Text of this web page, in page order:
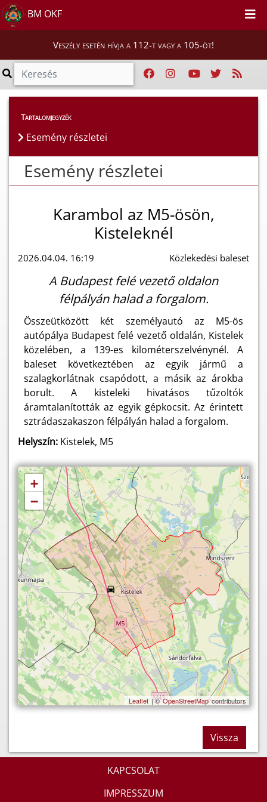
BM OKF
Veszély esetén hívja a 112-t vagy a 105-öt!
Esemény részletei
Tartalomjegyzék
Esemény részletei
Esemény részletei
Karambol az M5-ösön,
Kisteleknél
2026.04.04. 16:19 Közlekedési baleset
A Budapest felé vezető oldalon
félpályán halad a forgalom.
Összeütközött két személyautó az M5-ös
autópálya Budapest felé vezető oldalán, Kistelek
közelében, a 139-es kilométerszelvénynél. A
baleset következtében az egyik jármű a
szalagkorlátnak csapódott, a másik az árokba
borult. A kisteleki hivatásos tűzoltók
áramtalanították az egyik gépkocsit. Az érintett
sztrádaszakaszon félpályán halad a forgalom.
Helyszín: Kistelek, M5
+
−
Leaflet | ©OpenStreetMapcontributors
Vissza
KAPCSOLAT
IMPRESSZUM